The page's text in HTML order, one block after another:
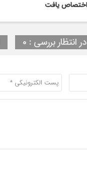
در انتظار بررسی : 0